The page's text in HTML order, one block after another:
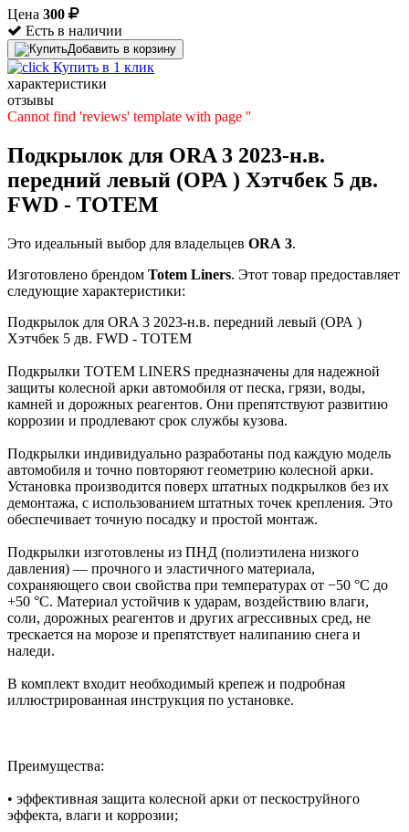
Цена 300
Есть в наличии
Добавить в корзину
Купить в 1 клик
характеристики
отзывы
Cannot find 'reviews' template with page ''
Подкрылок для ORA 3 2023-н.в.
передний левый (ОРА ) Хэтчбек 5 дв.
FWD - TOTEM
Это идеальный выбор для владельцев ORA 3.
Изготовлено брендом Totem Liners. Этот товар предоставляет
следующие характеристики:
Подкрылок для ORA 3 2023-н.в. передний левый (ОРА )
Хэтчбек 5 дв. FWD - TOTEM
Подкрылки TOTEM LINERS предназначены для надежной
защиты колесной арки автомобиля от песка, грязи, воды,
камней и дорожных реагентов. Они препятствуют развитию
коррозии и продлевают срок службы кузова.
Подкрылки индивидуально разработаны под каждую модель
автомобиля и точно повторяют геометрию колесной арки.
Установка производится поверх штатных подкрылков без их
демонтажа, с использованием штатных точек крепления. Это
обеспечивает точную посадку и простой монтаж.
Подкрылки изготовлены из ПНД (полиэтилена низкого
давления) — прочного и эластичного материала,
сохраняющего свои свойства при температурах от −50 °C до
+50 °C. Материал устойчив к ударам, воздействию влаги,
соли, дорожных реагентов и других агрессивных сред, не
трескается на морозе и препятствует налипанию снега и
наледи.
В комплект входит необходимый крепеж и подробная
иллюстрированная инструкция по установке.
Преимущества:
• эффективная защита колесной арки от пескоструйного
эффекта, влаги и коррозии;